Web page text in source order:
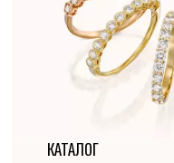
КАТАЛОГ